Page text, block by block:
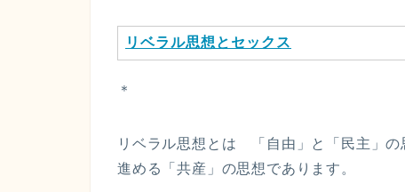
リベラル思想とセックス
＊
リベラル思想とは 「自由」と「民主」の
進める「共産」の思想であります。